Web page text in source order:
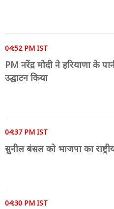
04:52 PM IST
PM नरेंद्र मोदी ने हरियाणा के
उद्घाटन किया
04:37 PM IST
सुनील बंसल को भाजपा का
04:30 PM IST